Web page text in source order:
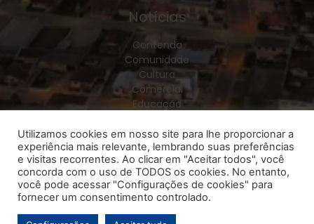
Notícias
Contenda
Comunidade
Cultura
Comercial
Educação
Geral
Política
Policial
Saúde
Região
Utilizamos cookies em nosso site para lhe proporcionar a
experiência mais relevante, lembrando suas preferências
e visitas recorrentes. Ao clicar em "Aceitar todos", você
concorda com o uso de TODOS os cookies. No entanto,
você pode acessar "Configurações de cookies" para
fornecer um consentimento controlado.